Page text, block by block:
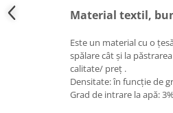
Material textil,
Este un material cu o
spălare cât și la
calitate/ preț .
Densitate: în funcție de
Grad de intrare la apă: